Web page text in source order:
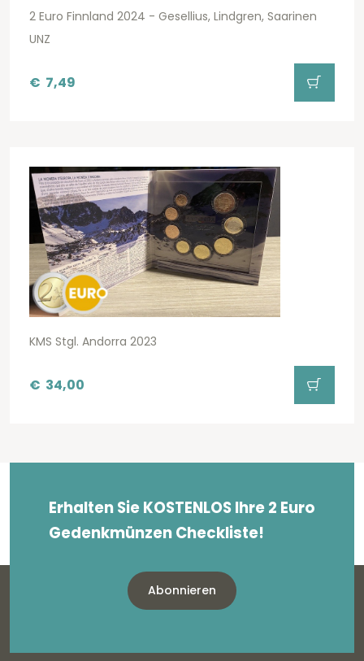
2 Euro Finnland 2024 - Gesellius, Lindgren, Saarinen
UNZ
€ 7,49
KMS Stgl. Andorra 2023
€ 34,00
Erhalten Sie KOSTENLOS Ihre 2 Euro
Gedenkmünzen Checkliste!
Abonnieren